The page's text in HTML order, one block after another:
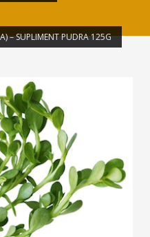
– SUPLIMENT PUDRA 125G